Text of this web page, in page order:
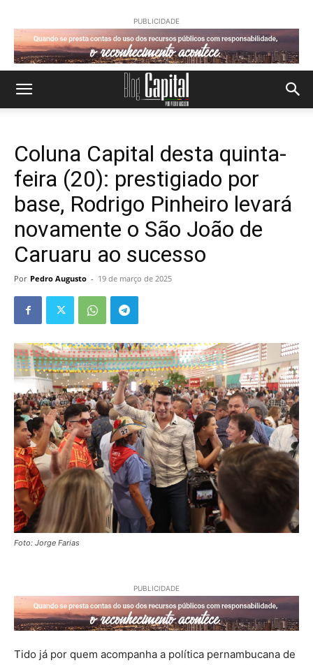
PUBLICIDADE
Coluna Capital desta quinta-
feira (20): prestigiado por
base, Rodrigo Pinheiro levará
novamente o São João de
Caruaru ao sucesso
Por Pedro Augusto - 19 de março de 2025
Foto: Jorge Farias
PUBLICIDADE
Tido já por quem acompanha a política pernambucana de